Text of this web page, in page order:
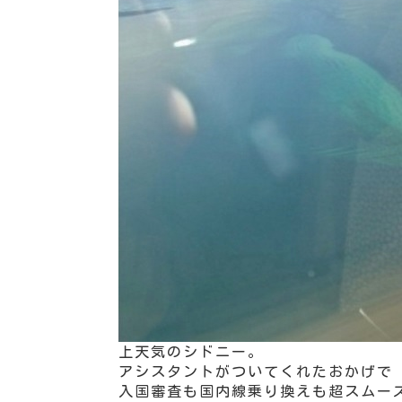
上天気のシドニー。
アシスタントがついてくれたおかげで
入国審査も国内線乗り換えも超スムー